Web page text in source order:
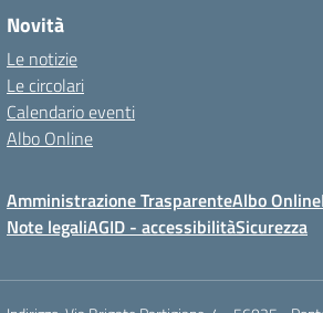
Novità
Le notizie
Le circolari
Calendario eventi
Albo Online
Amministrazione TrasparenteAlbo Online
Note legaliAGID - accessibilitàSicurezza